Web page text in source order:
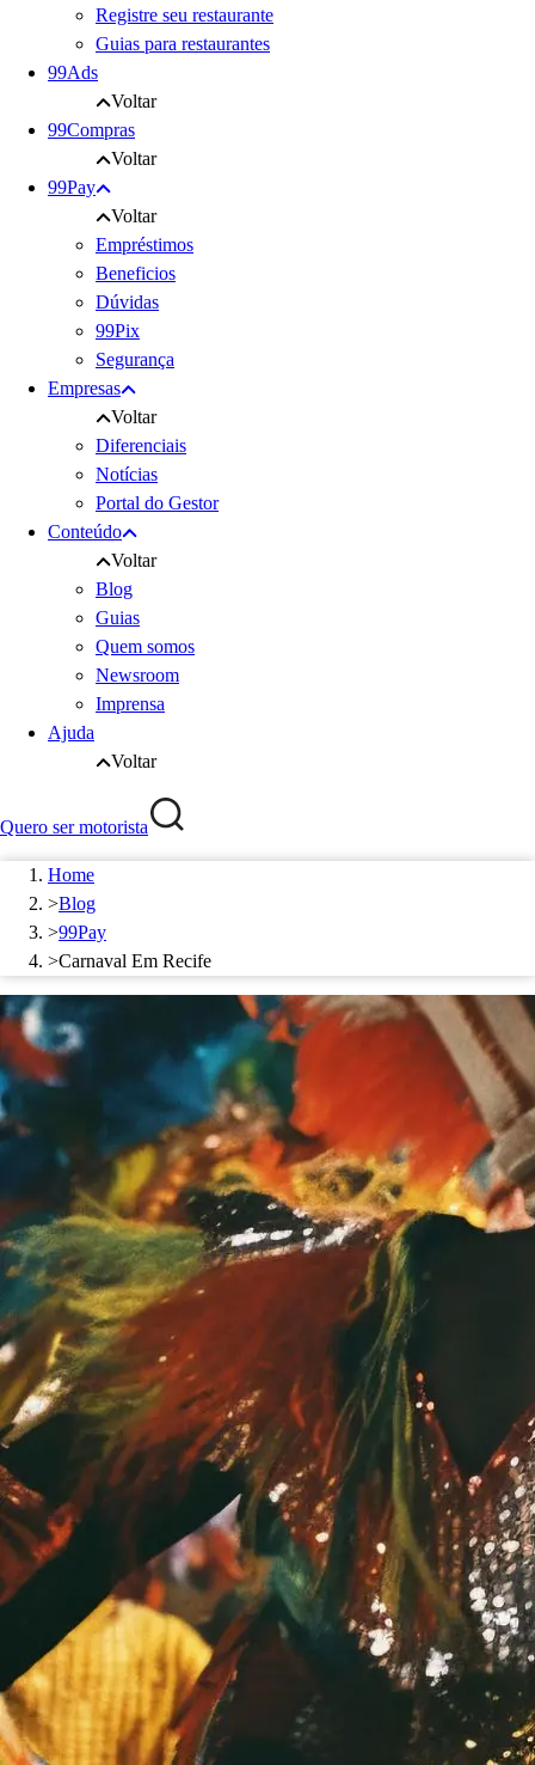
Registre seu restaurante
Guias para restaurantes
99Ads
Voltar
99Compras
Voltar
99Pay
Voltar
Empréstimos
Beneficios
Dúvidas
99Pix
Segurança
Empresas
Voltar
Diferenciais
Notícias
Portal do Gestor
Conteúdo
Voltar
Blog
Guias
Quem somos
Newsroom
Imprensa
Ajuda
Voltar
Quero ser motorista
Home
>Blog
>99Pay
>Carnaval Em Recife